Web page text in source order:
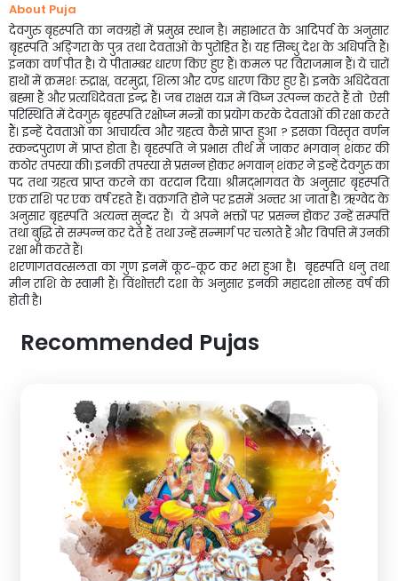
About Puja
देवगुरु बृहस्पति का नवग्रहों में प्रमुख स्थान है। महाभारत के आदिपर्व के अनुसार
बृहस्पति अङ्गिरा के पुत्र तथा देवताओं के पुरोहित हैं। यह सिन्धु देश के अधिपति हैं।
इनका वर्ण पीत है। ये पीताम्बर धारण किए हुए हैं। कमल पर विराजमान हैं। ये चारों
हाथों में क्रमशः रुद्राक्ष, वरमुद्रा, शिला और दण्ड धारण किए हुए हैं। इनके अधिदेवता
ब्रह्मा हैं और प्रत्यधिदेवता इन्द्र हैं। जब राक्षस यज्ञ में विघ्न उत्पन्न करते हैं तो ऐसी
परिस्थिति में देवगुरु बृहस्पति रक्षोघ्न मन्त्रों का प्रयोग करके देवताओं की रक्षा करते
हैं। इन्हें देवताओं का आचार्यत्व और ग्रहत्व कैसे प्राप्त हुआ ? इसका विस्तृत वर्णन
स्कन्दपुराण में प्राप्त होता है। बृहस्पति ने प्रभास तीर्थ में जाकर भगवान् शंकर की
कठोर तपस्या की। इनकी तपस्या से प्रसन्न होकर भगवान् शंकर ने इन्हें देवगुरु का
पद तथा ग्रहत्व प्राप्त करने का वरदान दिया। श्रीमद्भागवत के अनुसार बृहस्पति
एक राशि पर एक वर्ष रहते हैं। वक्रगति होने पर इसमें अन्तर आ जाता है। ऋग्वेद के
अनुसार बृहस्पति अत्यन्त सुन्दर हैं। ये अपने भक्तों पर प्रसन्न होकर उन्हें सम्पत्ति
तथा बुद्धि से सम्पन्न कर देते हैं तथा उन्हें सन्मार्ग पर चलाते हैं और विपत्ति में उनकी
रक्षा भी करते हैं।
शरणागतवत्सलता का गुण इनमें कूट-कूट कर भरा हुआ है। बृहस्पति धनु तथा
मीन राशि के स्वामी हैं। विंशोत्तरी दशा के अनुसार इनकी महादशा सोलह वर्ष की
होती है।
Recommended Pujas